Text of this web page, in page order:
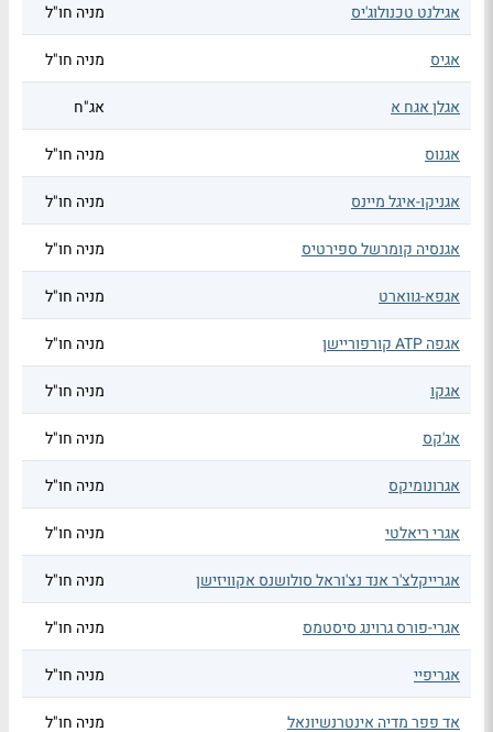
אגילנט טכנולוג'יס מניה חו"ל
אגיס מניה חו"ל
אגלן אגח א אג"ח
אגנוס מניה חו"ל
אגניקו-איגל מיינס מניה חו"ל
אגנסיה קומרשל ספירטיס מניה חו"ל
אגפא-גווארט מניה חו"ל
אגפה ATP קורפוריישן מניה חו"ל
אגקו מניה חו"ל
אג'קס מניה חו"ל
אגרונומיקס מניה חו"ל
אגרי ריאלטי מניה חו"ל
אגרייקלצ'ר אנד נצ'וראל סולושנס אקוויזישן מניה חו"ל
אגרי-פורס גרוינג סיסטמס מניה חו"ל
אגריפיי מניה חו"ל
אד פפר מדיה אינטרנשיונאל מניה חו"ל